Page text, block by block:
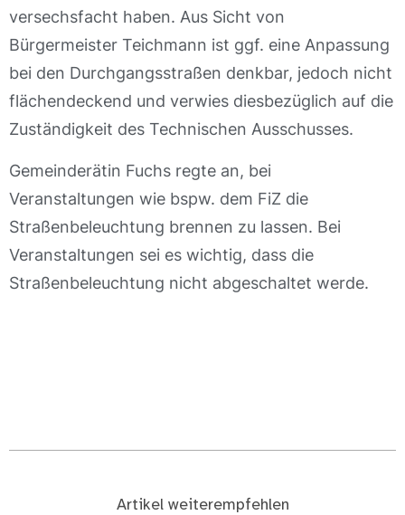
versechsfacht haben. Aus Sicht von
Bürgermeister Teichmann ist ggf. eine Anpassung
bei den Durchgangsstraßen denkbar, jedoch nicht
flächendeckend und verwies diesbezüglich auf die
Zuständigkeit des Technischen Ausschusses.
Gemeinderätin Fuchs regte an, bei
Veranstaltungen wie bspw. dem FiZ die
Straßenbeleuchtung brennen zu lassen. Bei
Veranstaltungen sei es wichtig, dass die
Straßenbeleuchtung nicht abgeschaltet werde.
Artikel weiterempfehlen